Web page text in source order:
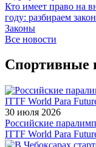
Кто имеет право на
году: разбираем
Законы
Все новости
Спортивные
30 июля 2026
Российские
ITTF World Para